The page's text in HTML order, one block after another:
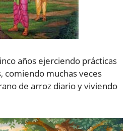
años ejerciendo prácticas
comiendo muchas veces
de arroz diario y viviendo